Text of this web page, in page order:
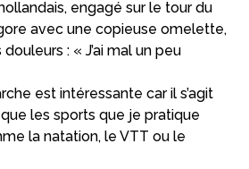
engagé sur le tour du
avec une copieuse omelette,
: « J’ai mal un peu
est intéressante car il s’agit
les sports que je pratique
la natation, le VTT ou le